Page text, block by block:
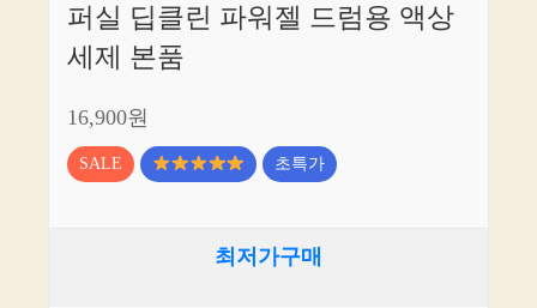
퍼실 딥클린 파워젤 드럼용 액상
세제 본품
16,900원
SALE 초특가
최저가구매